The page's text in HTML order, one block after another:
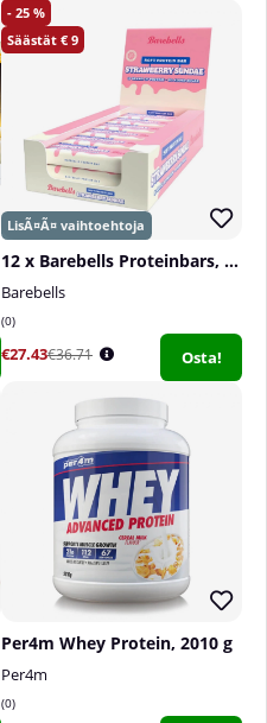
25
9
12 x Barebells Proteinbars, 55 g
Barebells
0
€27.43€36.71 Osta!
Per4m Whey Protein, 2010 g
Per4m
0